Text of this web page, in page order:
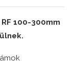
100-300mm